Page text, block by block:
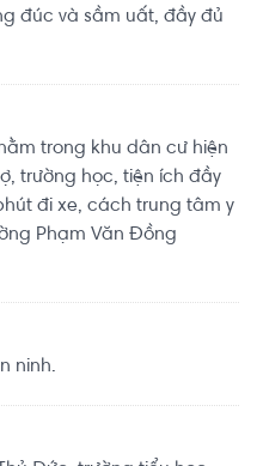
đúc và sầm uất, đầy đủ
trong khu dân cư hiện
trường học, tiện ích đầy
đi xe, cách trung tâm y
Phạm Văn Đồng
ninh.